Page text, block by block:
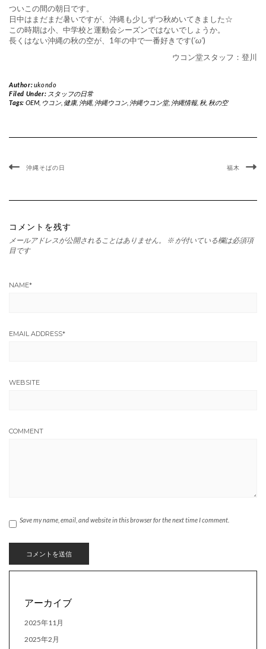
ついこの間の朝日です。
日中はまだまだ暑いですが、沖縄も少しずつ秋めいてきました☆
この時期は小、中学校と運動会シーズンではないでしょうか。
長くはない沖縄の秋の空が、1年の中で一番好きです(‘ω’)
ウコン堂スタッフ：登川
Author:ukondo
Filed Under: スタッフの日常
Tags: OEM, ウコン, 健康, 沖縄, 沖縄ウコン, 沖縄ウコン堂, 沖縄情報, 秋, 秋の空
沖縄そばの日 福木
コメントを残す
メールアドレスが公開されることはありません。 ※ が付いている欄は必須項
目です
NAME*
EMAIL ADDRESS*
WEBSITE
COMMENT
Save my name, email, and website in this browser for the next time I comment.
アーカイブ
2025年11月
2025年2月